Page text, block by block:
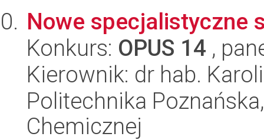
Nowe specjalistyczne
Konkurs: OPUS 14 ,
Kierownik: dr hab.
Politechnika
Chemicznej